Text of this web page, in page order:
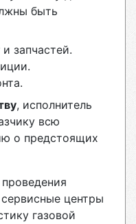
быть
запчастей.
, исполнитель
всю
о предстоящих
центры
газовой